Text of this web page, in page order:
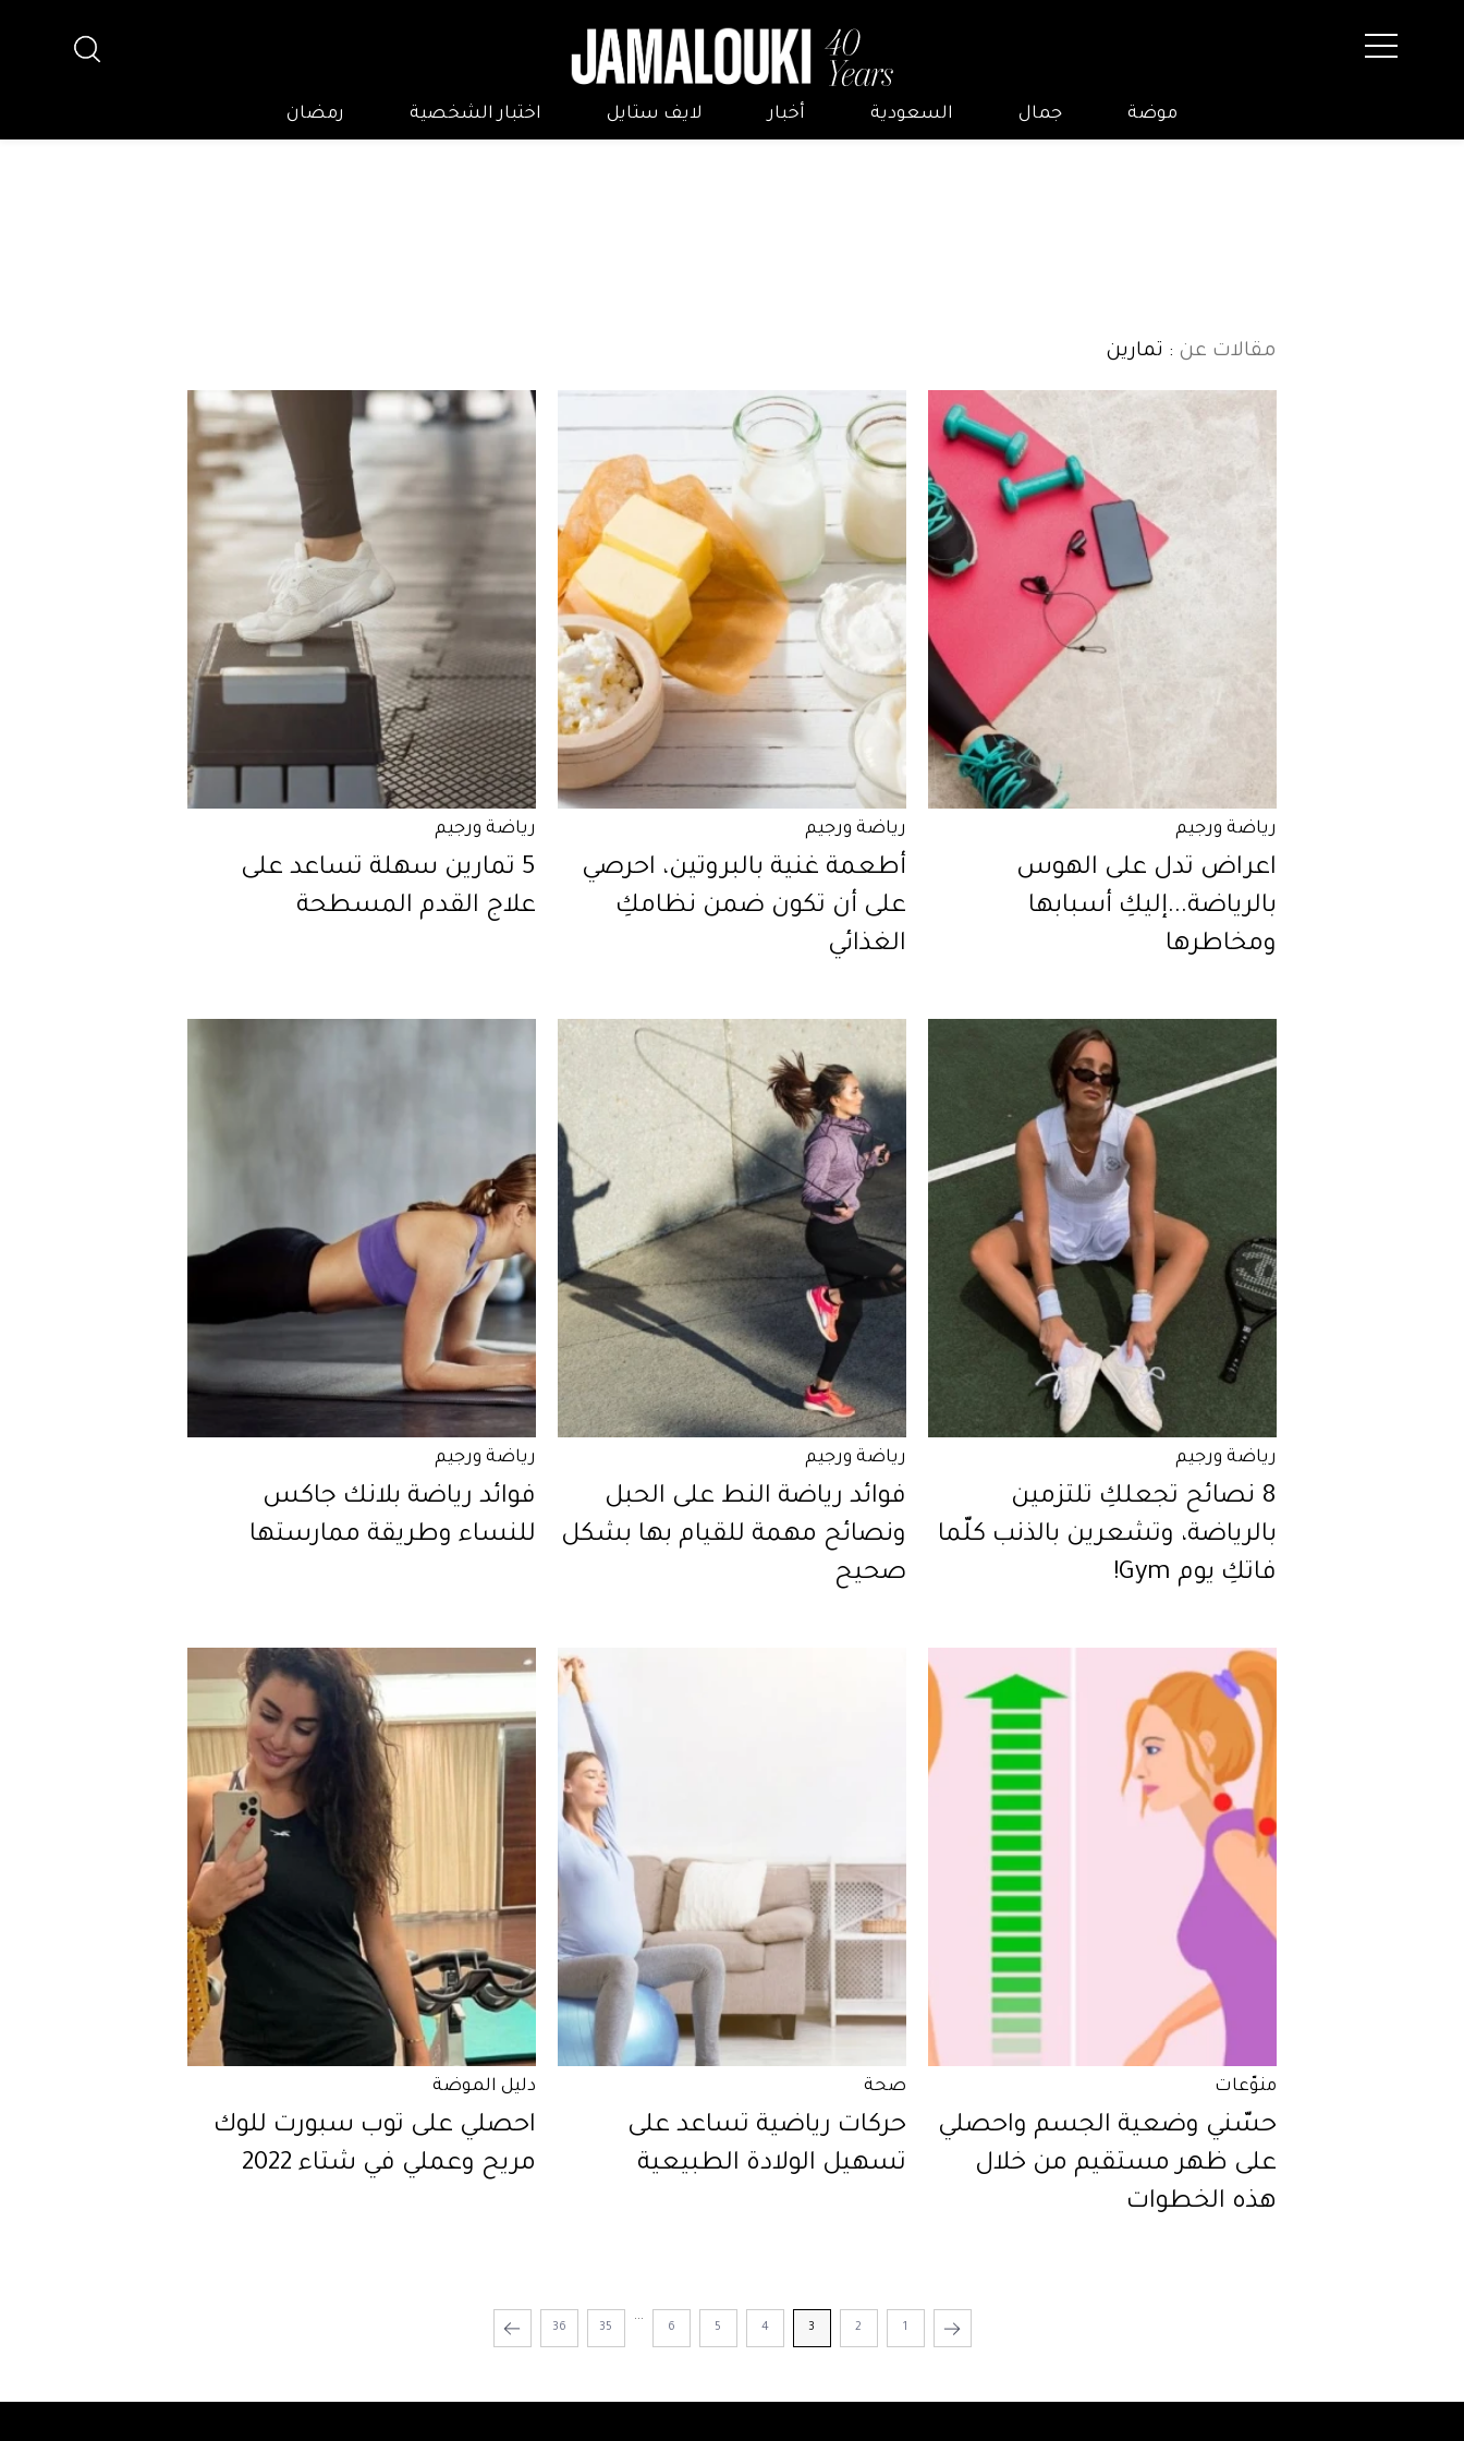
موضة جمال السعودية أخبار لايف ستايل اختبار الشخصية رمضان
مقالات عن : تمارين
رياضة ورجيم
اعراض تدل على الهوس
بالرياضة...إليكِ أسبابها
ومخاطرها
رياضة ورجيم
أطعمة غنية بالبروتين، احرصي
على أن تكون ضمن نظامكِ
الغذائي
رياضة ورجيم
5 تمارين سهلة تساعد على
علاج القدم المسطحة
رياضة ورجيم
8 نصائح تجعلكِ تلتزمين
بالرياضة، وتشعرين بالذنب كلّما
فاتكِ يوم Gym!
رياضة ورجيم
فوائد رياضة النط على الحبل
ونصائح مهمة للقيام بها بشكل
صحيح
رياضة ورجيم
فوائد رياضة بلانك جاكس
للنساء وطريقة ممارستها
منوّعات
حسّني وضعية الجسم واحصلي
على ظهر مستقيم من خلال
هذه الخطوات
صحة
حركات رياضية تساعد على
تسهيل الولادة الطبيعية
دليل الموضة
احصلي على توب سبورت للوك
مريح وعملي في شتاء 2022
1
2
3
4
5
6
...
35
36